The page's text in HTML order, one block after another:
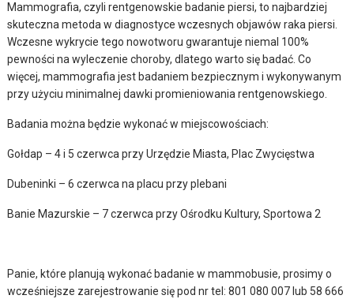
Mammografia, czyli rentgenowskie badanie piersi, to najbardziej
skuteczna metoda w diagnostyce wczesnych objawów raka piersi.
Wczesne wykrycie tego nowotworu gwarantuje niemal 100%
pewności na wyleczenie choroby, dlatego warto się badać. Co
więcej, mammografia jest badaniem bezpiecznym i wykonywanym
przy użyciu minimalnej dawki promieniowania rentgenowskiego.
Badania można będzie wykonać w miejscowościach:
Gołdap – 4 i 5 czerwca przy Urzędzie Miasta, Plac Zwycięstwa
Dubeninki – 6 czerwca na placu przy plebani
Banie Mazurskie – 7 czerwca przy Ośrodku Kultury, Sportowa 2
Panie, które planują wykonać badanie w mammobusie, prosimy o
wcześniejsze zarejestrowanie się pod nr tel: 801 080 007 lub 58 666